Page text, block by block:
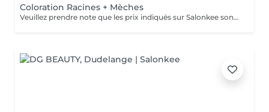
Coloration Racines + Mèches
Veuillez prendre note que les prix indiqués sur Salonkee sont communiqués à titre informatif et s'entendent de base. Ces derniers sont susceptibles de varier selon le diagnostic réalisé à votre arrivée au salon et l'expertise du professionnel à qui vous confiez votre beauté. Dans tous les cas, un devis précis vous sera proposé et toutes réalisations de prestations seront effectuées avec votre accord. Un grand merci d'avance pour votre compréhension. Au plaisir de vous recevoir très vite.